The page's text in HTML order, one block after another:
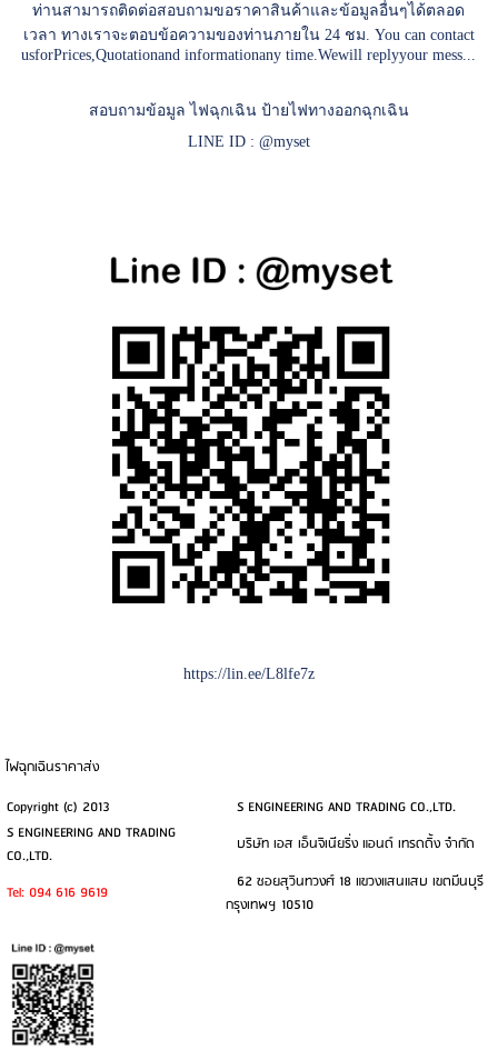
ท่านสามารถติดต่อสอบถามขอราคาสินค้าและข้อมูลอื่นๆได้ตลอด
เวลา ทางเราจะตอบข้อความของท่านภายใน 24 ชม. You can contact
usforPrices,Quotationand informationany time.Wewill replyyour mess...
สอบถามข้อมูล ไฟฉุกเฉิน ป้ายไฟทางออกฉุกเฉิน
LINE ID : @myset
https://lin.ee/L8lfe7z
ไฟฉุกเฉินราคาส่ง
Copyright (c) 2013
S ENGINEERING AND TRADING CO.,LTD.
S ENGINEERING AND TRADING
CO.,LTD.
บริษัท เอส เอ็นจิเนียริ่ง แอนด์ เทรดดิ้ง จำกัด
Tel: 094 616 9619
62 ซอยสุวินทวงศ์ 18 แขวงแสนแสบ เขตมีนบุรี
กรุงเทพฯ 10510